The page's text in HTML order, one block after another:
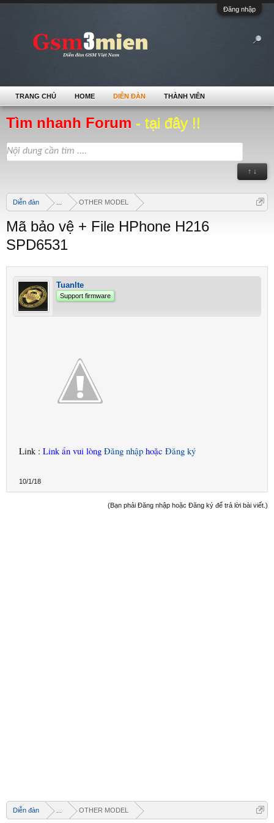
Đăng nhập
Tìm nhanh Forum - tại đây !!
↑ ↓
Diễn đàn OTHER MODEL
Mã bảo vệ + File HPhone H216
SPD6531
Tuanlte
Support firmware
Link : Link ẩn vui lòng Đăng nhập hoặc Đăng ký
10/1/18
(Bạn phải Đăng nhập hoặc Đăng ký để trả lời bài viết.)
Diễn đàn OTHER MODEL
TRANG CHỦ HOME DIỄN ĐÀN THÀNH VIÊN